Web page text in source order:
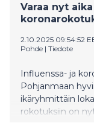
Varaa nyt
2.10.2025 09:54:52
Pohde | Tiedote
Influenssa- ja
Pohjanmaan
ikäryhmittäin
rokotuksiin on